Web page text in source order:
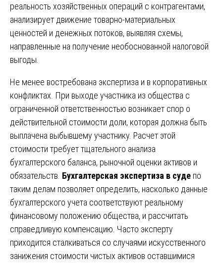
реальность хозяйственных операций с контрагентами,
анализирует движение товарно-материальных
ценностей и денежных потоков, выявляя схемы,
направленные на получение необоснованной налоговой
выгоды.
Не менее востребована экспертиза и в корпоративных
конфликтах. При выходе участника из общества с
ограниченной ответственностью возникает спор о
действительной стоимости доли, которая должна быть
выплачена выбывшему участнику. Расчет этой
стоимости требует тщательного анализа
бухгалтерского баланса, рыночной оценки активов и
обязательств. Бухгалтерская экспертиза в суде по
таким делам позволяет определить, насколько данные
бухгалтерского учета соответствуют реальному
финансовому положению общества, и рассчитать
справедливую компенсацию. Часто эксперту
приходится сталкиваться со случаями искусственного
занижения стоимости чистых активов оставшимися